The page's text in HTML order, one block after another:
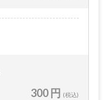
300 円 (税込)